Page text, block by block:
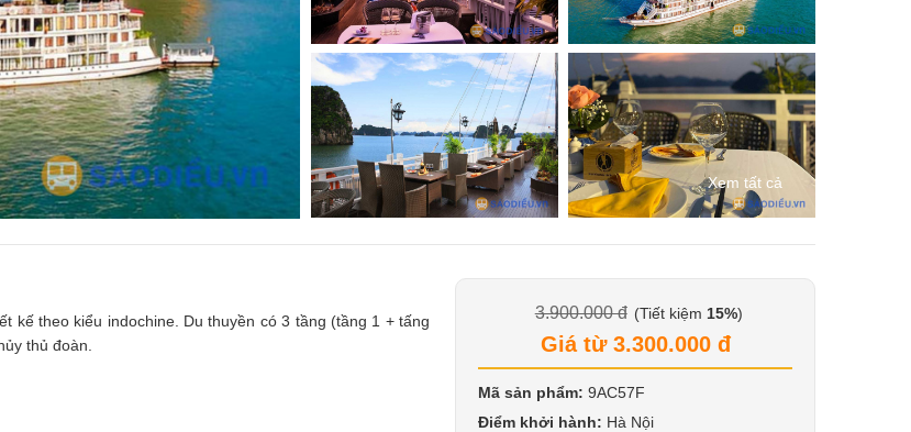
Xem tất cả
kế theo kiểu indochine. Du thuyền có 3 tầng (tầng 1 + tấng
thủ đoàn.
3.900.000 đ (Tiết kiệm 15%)
Giá từ 3.300.000 đ
Mã sản phẩm: 9AC57F
Điểm khởi hành: Hà Nội